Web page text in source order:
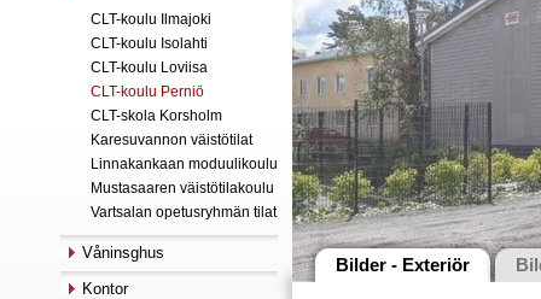
CLT-koulu Ilmajoki
CLT-koulu Isolahti
CLT-koulu Loviisa
CLT-koulu Perniö
CLT-skola Korsholm
Karesuvannon väistötilat
Linnakankaan moduulikoulu
Mustasaaren väistötilakoulu
Vartsalan opetusryhmän tilat
Våninsghus
Kontor
Bilder - Exteriör